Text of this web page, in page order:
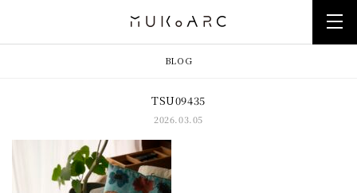
BLOG
TSU09435
2026.03.05